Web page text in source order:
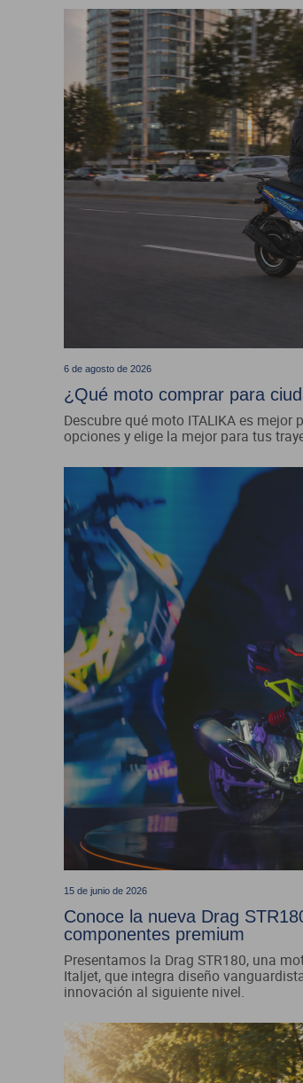
6 de agosto de 2026
¿Qué moto comprar para
Descubre qué moto ITALIKA es
opciones y elige la mejor para tus
15 de junio de 2026
Conoce la nueva Drag
componentes premium
Presentamos la Drag STR180, una
Italjet, que integra diseño
innovación al siguiente nivel.